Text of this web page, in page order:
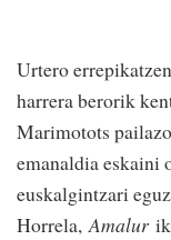
Urtero
harrera berorik
Marimotots
emanaldia eskaini
euskalgintzari
Horrela, Amalur